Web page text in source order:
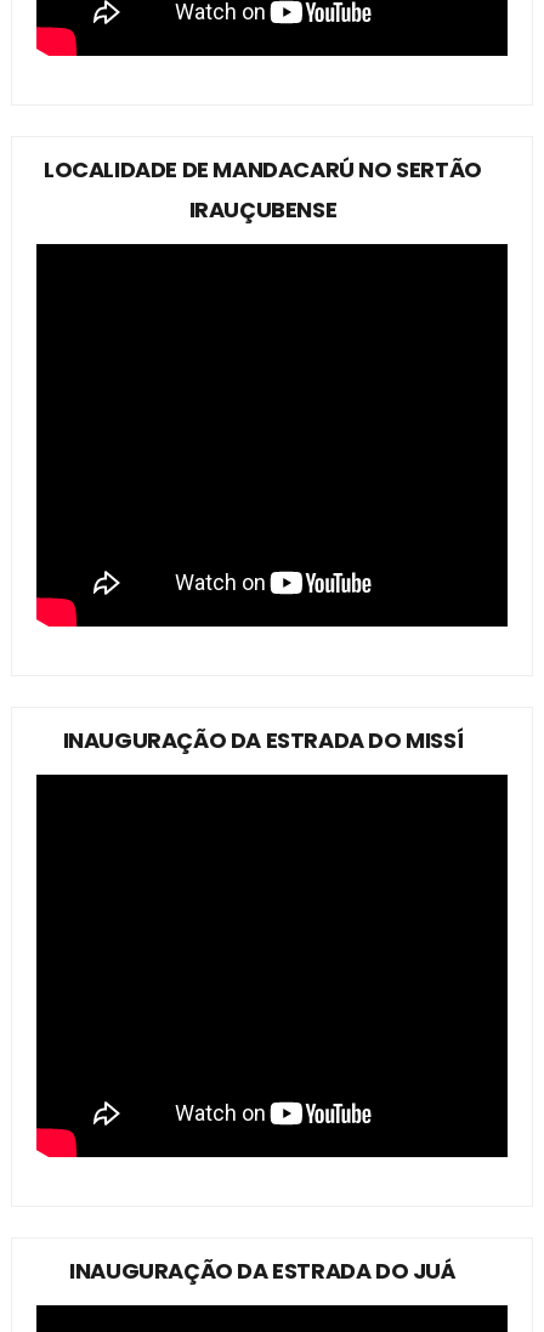
LOCALIDADE DE MANDACARÚ NO SERTÃO
IRAUÇUBENSE
INAUGURAÇÃO DA ESTRADA DO MISSÍ
INAUGURAÇÃO DA ESTRADA DO JUÁ